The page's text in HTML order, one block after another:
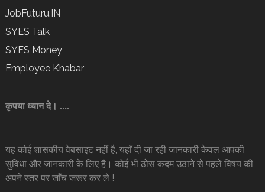
JobFuturu.IN
SYES Talk
SYES Money
Employee Khabar
कृपया ध्यान दे। ....
यह कोई शासकीय वेबसाइट नहीं है, यहाँ दी जा रही जानकारी केवल आपकी
सुविधा और जानकारी के लिए है। कोई भी ठोस कदम उठाने से पहले विषय की
अपने स्तर पर जाँच जरूर कर ले !